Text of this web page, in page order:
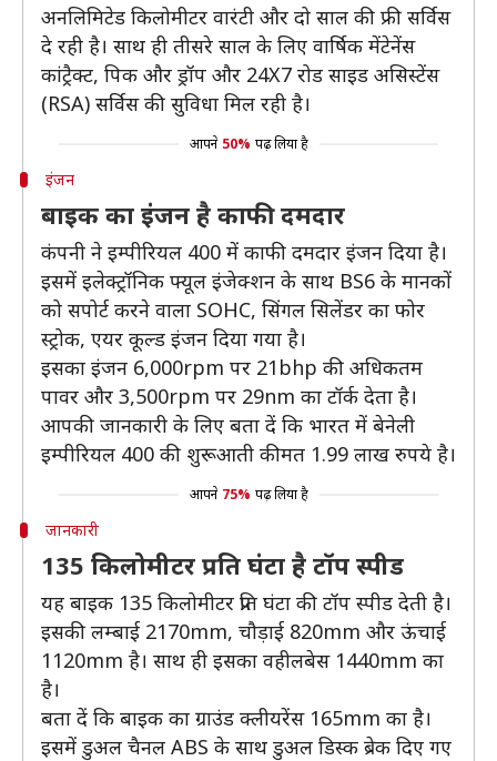
अनलिमिटेड किलोमीटर वारंटी और दो साल की फ्री सर्विस
दे रही है। साथ ही तीसरे साल के लिए वार्षिक मेंटेनेंस
कांट्रैक्ट, पिक और ड्रॉप और 24X7 रोड साइड असिस्टेंस
(RSA) सर्विस की सुविधा मिल रही है।
आपने 50% पढ़ लिया है
इंजन
बाइक का इंजन है काफी दमदार
कंपनी ने इम्पीरियल 400 में काफी दमदार इंजन दिया है।
इसमें इलेक्ट्रॉनिक फ्यूल इंजेक्शन के साथ BS6 के मानकों
को सपोर्ट करने वाला SOHC, सिंगल सिलेंडर का फोर
स्ट्रोक, एयर कूल्ड इंजन दिया गया है।
इसका इंजन 6,000rpm पर 21bhp की अधिकतम
पावर और 3,500rpm पर 29nm का टॉर्क देता है।
आपकी जानकारी के लिए बता दें कि भारत में बेनेली
इम्पीरियल 400 की शुरूआती कीमत 1.99 लाख रुपये है।
आपने 75% पढ़ लिया है
जानकारी
135 किलोमीटर प्रति घंटा है टॉप स्पीड
यह बाइक 135 किलोमीटर प्रति घंटा की टॉप स्पीड देती है।
इसकी लम्बाई 2170mm, चौड़ाई 820mm और ऊंचाई
1120mm है। साथ ही इसका वहीलबेस 1440mm का
है।
बता दें कि बाइक का ग्राउंड क्लीयरेंस 165mm का है।
इसमें डुअल चैनल ABS के साथ डुअल डिस्क ब्रेक दिए गए